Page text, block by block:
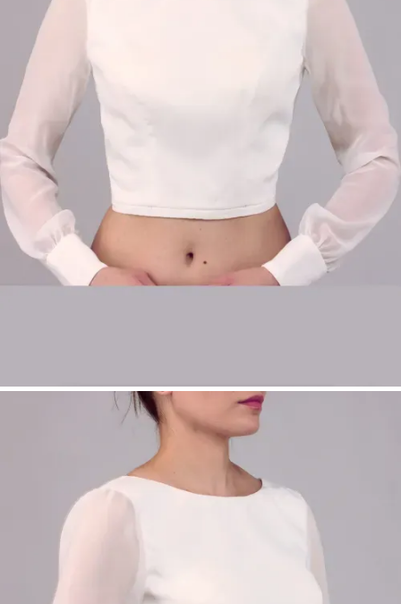
Eleganter hochgeschlossener Ausschnitt
Lange Ärmel aus leicht transparentem
Zeitloses, minimalistisches Design
Ideal für Mix-&-Match Bridalwear
Produktart:
Basic – Top
Bridal Fashion Düsseldorf | Minimalistisches
Braut Top | Chiffon Brautoberteil | Modular